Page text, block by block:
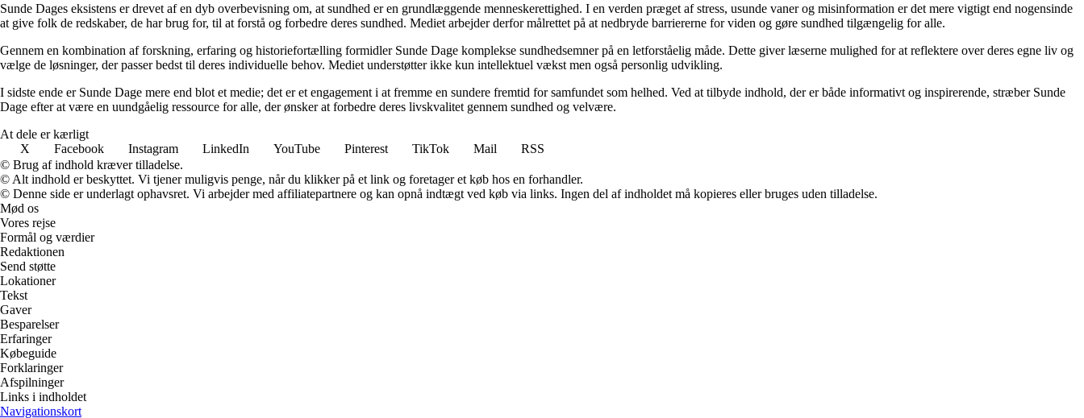
Sunde Dages eksistens er drevet af en dyb overbevisning om, at sundhed er en grundlæggende menneskerettighed. I en verden præget af stress, usunde vaner og misinformation er det mere vigtigt end nogensinde
at give folk de redskaber, de har brug for, til at forstå og forbedre deres sundhed. Mediet arbejder derfor målrettet på at nedbryde barriererne for viden og gøre sundhed tilgængelig for alle.
Gennem en kombination af forskning, erfaring og historiefortælling formidler Sunde Dage komplekse sundhedsemner på en letforståelig måde. Dette giver læserne mulighed for at reflektere over deres egne liv og
vælge de løsninger, der passer bedst til deres individuelle behov. Mediet understøtter ikke kun intellektuel vækst men også personlig udvikling.
I sidste ende er Sunde Dage mere end blot et medie; det er et engagement i at fremme en sundere fremtid for samfundet som helhed. Ved at tilbyde indhold, der er både informativt og inspirerende, stræber Sunde
Dage efter at være en uundgåelig ressource for alle, der ønsker at forbedre deres livskvalitet gennem sundhed og velvære.
At dele er kærligt
X
Facebook Instagram LinkedIn YouTube Pinterest TikTok Mail
RSS
© Brug af indhold kræver tilladelse.
© Alt indhold er beskyttet. Vi tjener muligvis penge, når du klikker på et link og foretager et køb hos en forhandler.
© Denne side er underlagt ophavsret. Vi arbejder med affiliatepartnere og kan opnå indtægt ved køb via links. Ingen del af indholdet må kopieres eller bruges uden tilladelse.
Mød os
Vores rejse
Formål og værdier
Redaktionen
Send støtte
Lokationer
Tekst
Gaver
Besparelser
Erfaringer
Købeguide
Forklaringer
Afspilninger
Links i indholdet
Navigationskort